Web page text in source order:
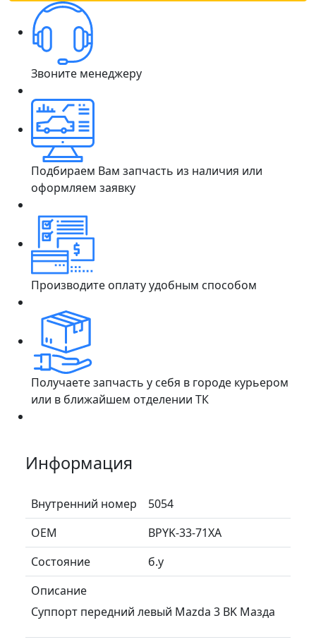
Звоните менеджеру
Подбираем Вам запчасть из наличия или
оформляем заявку
Производите оплату удобным способом
Получаете запчасть у себя в городе курьером
или в ближайшем отделении ТК
Информация
Внутренний номер
5054
ОЕМ
BPYK-33-71XA
Состояние
б.у
Описание
Суппорт передний левый Mazda 3 BK Мазда